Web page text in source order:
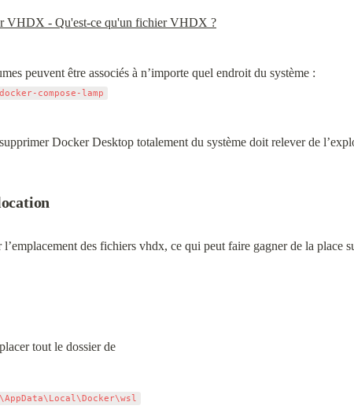
VHDX - Qu'est-ce qu'un fichier VHDX ?
compose-lamp
Docker Desktop totalement du système doit relever de
l’emplacement des fichiers vhdx, ce qui peut faire gagner de la place
tout le dossier de